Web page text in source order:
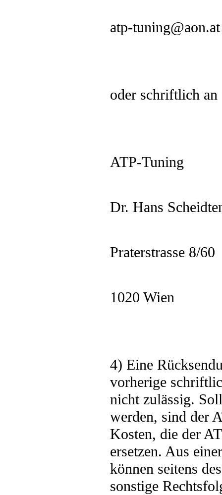
atp-tuning@aon.at
oder schriftlich an
ATP-Tuning
Dr. Hans
Praterstrasse 8/60
1020 Wien
4) Eine
vorherige
nicht zulässig.
werden, sind der
Kosten, die der
ersetzen. Aus
können seitens
sonstige